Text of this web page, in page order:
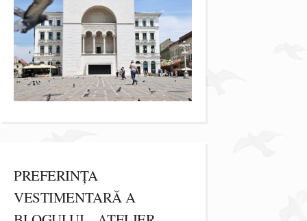
PREFERINȚA
VESTIMENTARĂ A